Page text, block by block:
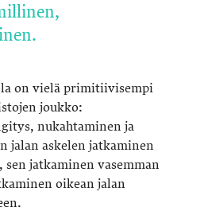
on vielä primitiivisempi
joukko:
nukahtaminen ja
jalan askelen jatkaminen
sen jatkaminen vasemman
oikean jalan